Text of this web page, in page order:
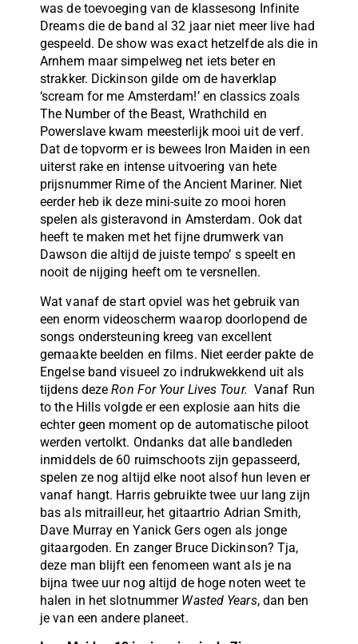
was de toevoeging van de klassesong Infinite
Dreams die de band al 32 jaar niet meer live had
gespeeld. De show was exact hetzelfde als die in
Arnhem maar simpelweg net iets beter en
strakker. Dickinson gilde om de haverklap
‘scream for me Amsterdam!’ en classics zoals
The Number of the Beast, Wrathchild en
Powerslave kwam meesterlijk mooi uit de verf.
Dat de topvorm er is bewees Iron Maiden in een
uiterst rake en intense uitvoering van hete
prijsnummer Rime of the Ancient Mariner. Niet
eerder heb ik deze mini-suite zo mooi horen
spelen als gisteravond in Amsterdam. Ook dat
heeft te maken met het fijne drumwerk van
Dawson die altijd de juiste tempo’ s speelt en
nooit de nijging heeft om te versnellen.
Wat vanaf de start opviel was het gebruik van
een enorm videoscherm waarop doorlopend de
songs ondersteuning kreeg van excellent
gemaakte beelden en films. Niet eerder pakte de
Engelse band visueel zo indrukwekkend uit als
tijdens dezeRon For Your Lives Tour. Vanaf Run
to the Hills volgde er een explosie aan hits die
echter geen moment op de automatische piloot
werden vertolkt. Ondanks dat alle bandleden
inmiddels de 60 ruimschoots zijn gepasseerd,
spelen ze nog altijd elke noot alsof hun leven er
vanaf hangt. Harris gebruikte twee uur lang zijn
bas als mitrailleur, het gitaartrio Adrian Smith,
Dave Murray en Yanick Gers ogen als jonge
gitaargoden. En zanger Bruce Dickinson? Tja,
deze man blijft een fenomeen want als je na
bijna twee uur nog altijd de hoge noten weet te
halen in het slotnummer Wasted Years, dan ben
je van een andere planeet.